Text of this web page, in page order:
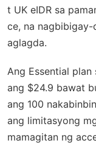
t UK eIDR sa
ce, na
aglagda.
Ang Essential
ang $24.9 bawat
ang 100
ang limitasyong
mamagitan ng